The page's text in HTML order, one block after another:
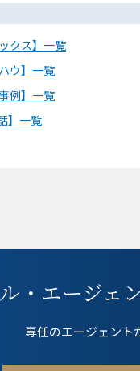
クス】一覧
ウ】一覧
例】一覧
】一覧
・エージェ
専任のエージェント